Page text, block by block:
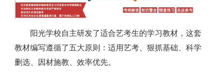
阳光学校自主研发了适合艺考生的学习教材，这套
教材编写遵循了五大原则：适用艺考、狠抓基础、科学
删选、因材施教、效率优先。